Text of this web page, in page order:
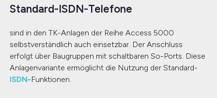
Standard-ISDN-Telefone
sind in den TK-Anlagen der Reihe Access 5000
selbstverständlich auch einsetzbar. Der Anschluss
erfolgt über Baugruppen mit schaltbaren So-Ports. Diese
Anlagenvariante ermöglicht die Nutzung der Standard-
ISDN-Funktionen.